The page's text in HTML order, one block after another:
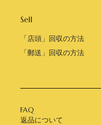
Sell
「店頭」回収の方法
「郵送」回収の方法
FAQ
返品について